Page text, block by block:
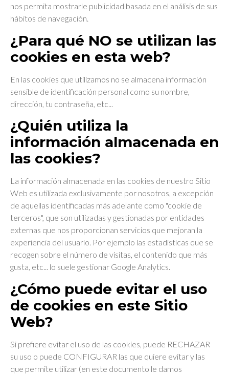
nos permita mostrarle publicidad basada en el análisis de sus
hábitos de navegación.
¿Para qué NO se utilizan las
cookies en esta web?
En las cookies que utilizamos no se almacena información
sensible de identificación personal como su nombre,
dirección, tu contraseña, etc...
¿Quién utiliza la
información almacenada en
las cookies?
La información almacenada en las cookies de nuestro Sitio
Web es utilizada exclusivamente por nosotros, a excepción
de aquellas identificadas más adelante como "cookie de
terceros", que son utilizadas y gestionadas por entidades
externas que nos proporcionan servicios que mejoran la
experiencia del usuario. Por ejemplo las estadísticas que se
recogen sobre el número de visitas, el contenido que más
gusta, etc... lo suele gestionar Google Analytics.
¿Cómo puede evitar el uso
de cookies en este Sitio
Web?
Si prefiere evitar el uso de las cookies, puede RECHAZAR
su uso o puede CONFIGURAR las que quiere evitar y las
que permite utilizar (en este documento le damos